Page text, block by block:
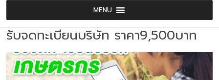
MENU
รับจดทะเบียนบริษัท ราคา9,500บาท